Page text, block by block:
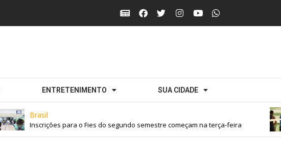
ENTRETENIMENTO SUA CIDADE
Brasil
Inscrições para o Fies do segundo semestre começam na terça-feira